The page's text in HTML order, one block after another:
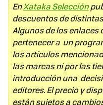
EnXataka Selección
descuentos de
Algunos de los
pertenecer a un
los artículos
las marcas ni por las
introducción una
editores. El precio y
están sujetos a